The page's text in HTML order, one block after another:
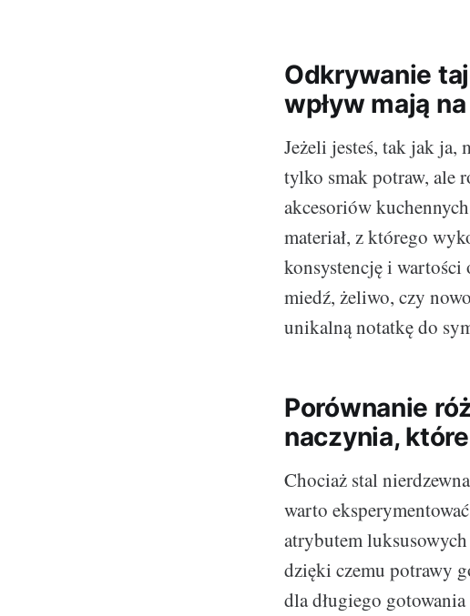
Odkrywanie
wpływ mają
Jeżeli jesteś, tak jak ja,
tylko smak potraw, ale
akcesoriów
materiał, z którego
konsystencję i wartości
miedź, żeliwo, czy
unikalną notatkę do
Porównanie
naczynia,
Chociaż stal
warto
atrybutem
dzięki czemu potrawy
dla długiego